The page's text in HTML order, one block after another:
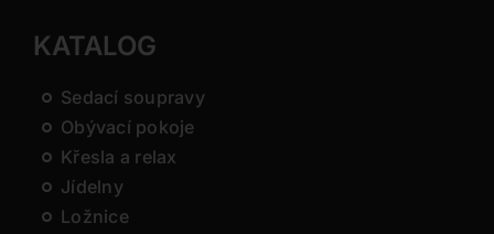
KATALOG
Sedací soupravy
Obývací pokoje
Křesla a relax
Jídelny
Ložnice